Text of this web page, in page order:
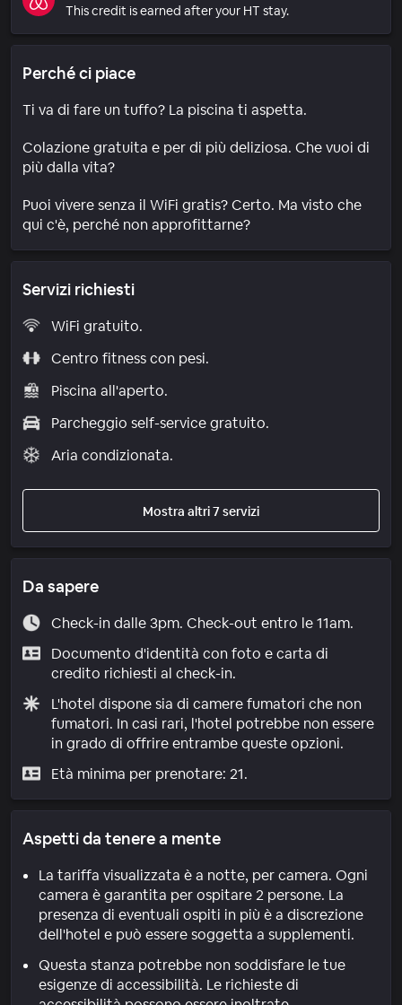
This credit is earned after your HT stay.
Perché ci piace
Ti va di fare un tuffo? La piscina ti aspetta.
Colazione gratuita e per di più deliziosa. Che vuoi di
più dalla vita?
Puoi vivere senza il WiFi gratis? Certo. Ma visto che
qui c'è, perché non approfittarne?
Servizi richiesti
WiFi gratuito.
Centro fitness con pesi.
Piscina all'aperto.
Parcheggio self-service gratuito.
Aria condizionata.
Mostra altri 7 servizi
Da sapere
Check-in dalle 3pm. Check-out entro le 11am.
Documento d'identità con foto e carta di
credito richiesti al check-in.
L'hotel dispone sia di camere fumatori che non
fumatori. In casi rari, l'hotel potrebbe non essere
in grado di offrire entrambe queste opzioni.
Età minima per prenotare: 21.
Aspetti da tenere a mente
La tariffa visualizzata è a notte, per camera. Ogni
camera è garantita per ospitare 2 persone. La
presenza di eventuali ospiti in più è a discrezione
dell'hotel e può essere soggetta a supplementi.
Questa stanza potrebbe non soddisfare le tue
esigenze di accessibilità. Le richieste di